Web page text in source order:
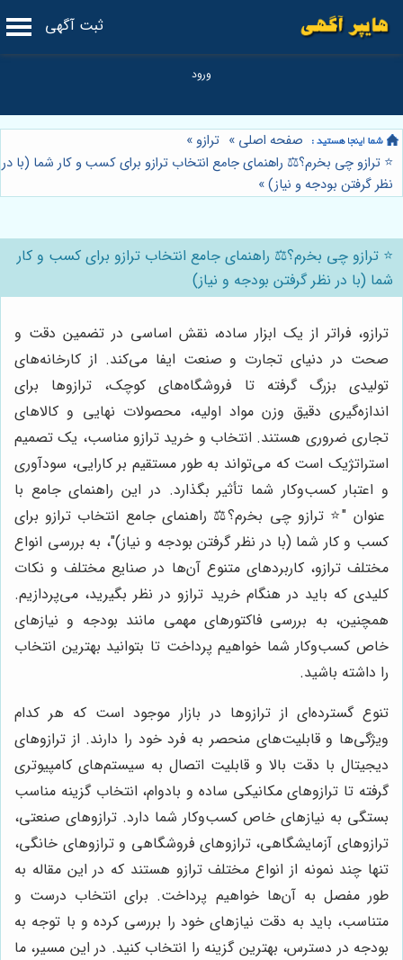
ثبت آگهی
صفحه اصلی » ترازو »
⭐️ ترازو چی بخرم؟⚖️ راهنمای جامع انتخاب ترازو برای کسب و کار شما (با در
نظر گرفتن بودجه و نیاز)»
⭐️ ترازو چی بخرم؟⚖️ راهنمای جامع انتخاب ترازو برای کسب و کار
شما (با در نظر گرفتن بودجه و نیاز)
ترازو، فراتر از یک ابزار ساده، نقش اساسی در تضمین دقت و
صحت در دنیای تجارت و صنعت ایفا می‌کند. از کارخانه‌های
تولیدی بزرگ گرفته تا فروشگاه‌های کوچک، ترازوها برای
اندازه‌گیری دقیق وزن مواد اولیه، محصولات نهایی و کالاهای
تجاری ضروری هستند. انتخاب و خرید ترازو مناسب، یک تصمیم
استراتژیک است که می‌تواند به طور مستقیم بر کارایی، سودآوری
و اعتبار کسب‌وکار شما تأثیر بگذارد. در این راهنمای جامع با
عنوان "⭐️ ترازو چی بخرم؟⚖️ راهنمای جامع انتخاب ترازو برای
کسب و کار شما (با در نظر گرفتن بودجه و نیاز)"، به بررسی انواع
مختلف ترازو، کاربردهای متنوع آن‌ها در صنایع مختلف و نکات
کلیدی که باید در هنگام خرید ترازو در نظر بگیرید، می‌پردازیم.
همچنین، به بررسی فاکتورهای مهمی مانند بودجه و نیازهای
خاص کسب‌وکار شما خواهیم پرداخت تا بتوانید بهترین انتخاب
را داشته باشید.
تنوع گسترده‌ای از ترازوها در بازار موجود است که هر کدام
ویژگی‌ها و قابلیت‌های منحصر به فرد خود را دارند. از ترازوهای
دیجیتال با دقت بالا و قابلیت اتصال به سیستم‌های کامپیوتری
گرفته تا ترازوهای مکانیکی ساده و بادوام، انتخاب گزینه مناسب
بستگی به نیازهای خاص کسب‌وکار شما دارد. ترازوهای صنعتی،
ترازوهای آزمایشگاهی، ترازوهای فروشگاهی و ترازوهای خانگی،
تنها چند نمونه از انواع مختلف ترازو هستند که در این مقاله به
طور مفصل به آن‌ها خواهیم پرداخت. برای انتخاب درست و
متناسب، باید به دقت نیازهای خود را بررسی کرده و با توجه به
بودجه در دسترس، بهترین گزینه را انتخاب کنید. در این مسیر، ما